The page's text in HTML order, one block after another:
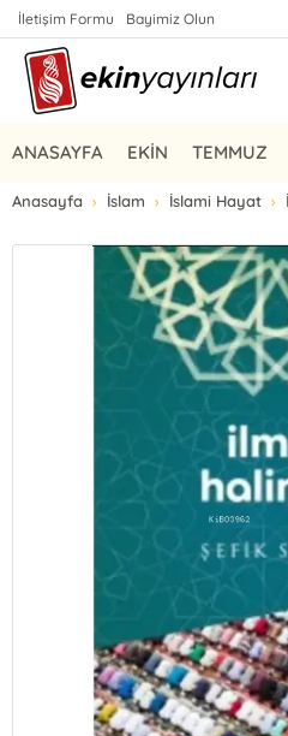
İletişim Formu Bayimiz Olun
ANASAYFA EKİN TEMMUZ
Anasayfa İslam İslami Hayat